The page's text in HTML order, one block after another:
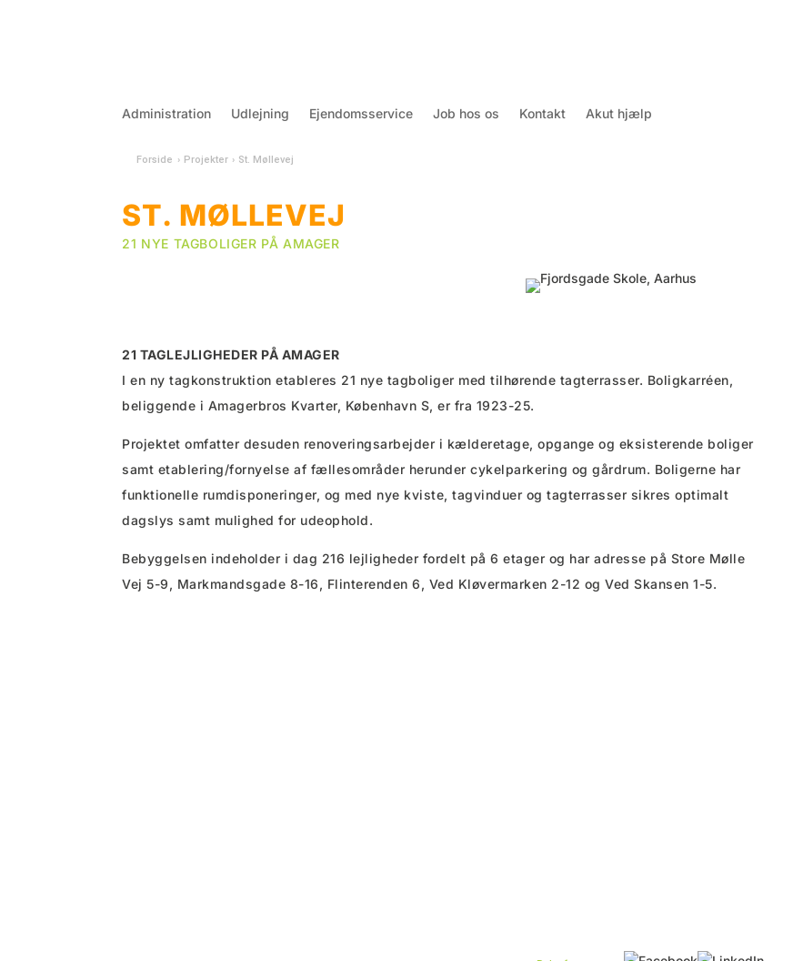
Administration Udlejning Ejendomsservice Job hos os Kontakt Akut hjælp
Forside › Projekter › St. Møllevej
ST. MØLLEVEJ
21 NYE TAGBOLIGER PÅ AMAGER
21 TAGLEJLIGHEDER PÅ AMAGER
I en ny tagkonstruktion etableres 21 nye tagboliger med tilhørende tagterrasser. Boligkarréen,
beliggende i Amagerbros Kvarter, København S, er fra 1923-25.
Projektet omfatter desuden renoveringsarbejder i kælderetage, opgange og eksisterende boliger
samt etablering/fornyelse af fællesområder herunder cykelparkering og gårdrum. Boligerne har
funktionelle rumdisponeringer, og med nye kviste, tagvinduer og tagterrasser sikres optimalt
dagslys samt mulighed for udeophold.
Bebyggelsen indeholder i dag 216 lejligheder fordelt på 6 etager og har adresse på Store Mølle
Vej 5-9, Markmandsgade 8-16, Flinterenden 6, Ved Kløvermarken 2-12 og Ved Skansen 1-5.